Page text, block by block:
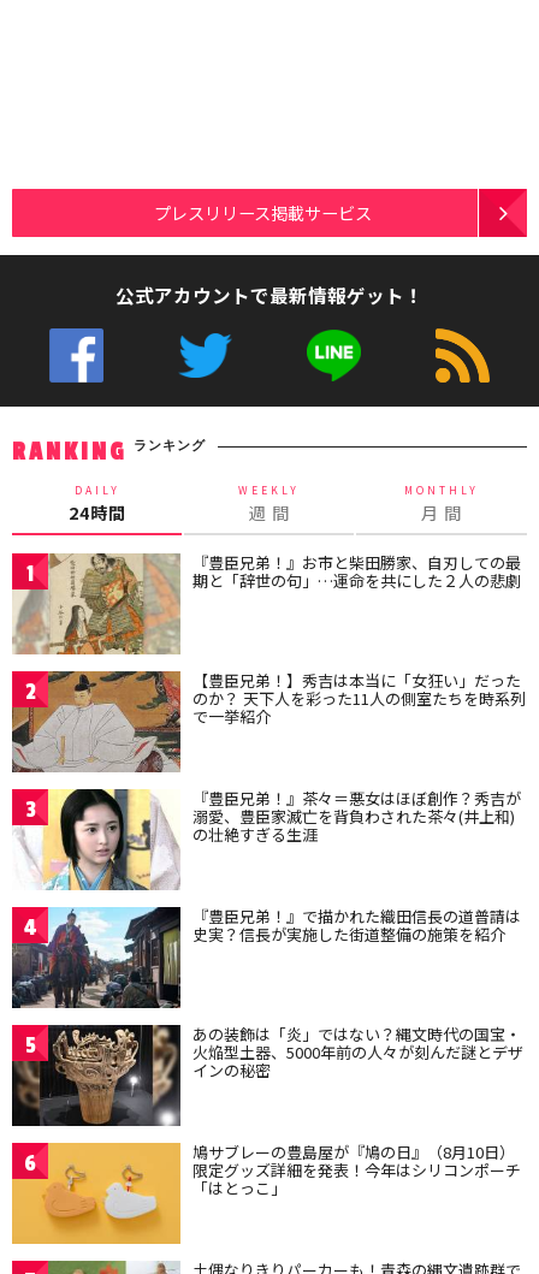
プレスリリース掲載サービス
公式アカウントで最新情報ゲット！
RANKING ランキング
DAILY
24時間
WEEKLY
週 間
MONTHLY
月 間
1 『豊臣兄弟！』お市と柴田勝家、自刃しての最
期と「辞世の句」…運命を共にした２人の悲劇
2 【豊臣兄弟！】秀吉は本当に「女狂い」だった
のか？ 天下人を彩った11人の側室たちを時系列
で一挙紹介
3 『豊臣兄弟！』茶々＝悪女はほぼ創作？秀吉が
溺愛、豊臣家滅亡を背負わされた茶々(井上和)
の壮絶すぎる生涯
4 『豊臣兄弟！』で描かれた織田信長の道普請は
史実？信長が実施した街道整備の施策を紹介
5 あの装飾は「炎」ではない？縄文時代の国宝・
火焔型土器、5000年前の人々が刻んだ謎とデザ
インの秘密
6 鳩サブレーの豊島屋が『鳩の日』（8月10日）
限定グッズ詳細を発表！今年はシリコンポーチ
「はとっこ」
土偶なりきりパーカーも！青森の縄文遺跡群で